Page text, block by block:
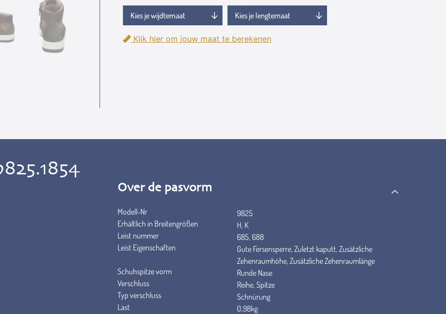
Klik hier om jouw maat te berekenen
Over de pasvorm
Modell-Nr
9825
Erhältlich in Breitengrößen
H, K
Leist nummer
685, 688
Leist Eigenschaften
Gute Fersensperre, Zuletzt kaputt, Zusätzliche
Zehenraumhöhe, Zusätzliche Zehenraumlänge
Schuhspitze vorm
Runde Nase
Verschluss
Reihe, Spitze
Typ verschluss
Schnürung
Last
0,98kg